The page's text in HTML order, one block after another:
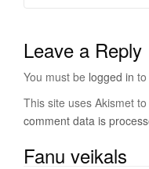
Leave a Reply
You must be logged in
This site uses Akismet
comment data is
Fanu veikals